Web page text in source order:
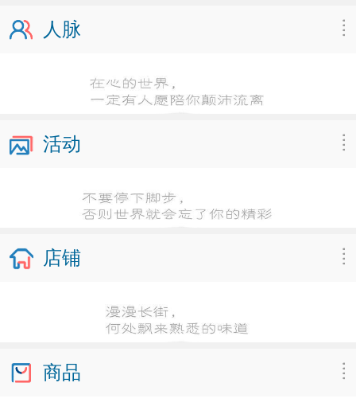
人脉
活动
店铺
商品